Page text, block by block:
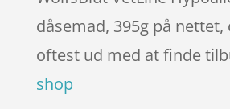
dåsemad, 395g på nettet,
oftest ud med at finde
shop